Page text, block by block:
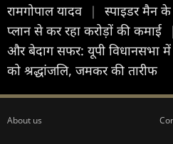
रामगोपाल यादव |
स्पाइडर मैन
प्लान से कर रहा करोड़ों की कमाई
|
और बेदाग सफर: यूपी विधानसभा
को श्रद्धांजलि, जमकर की तारीफ
About us